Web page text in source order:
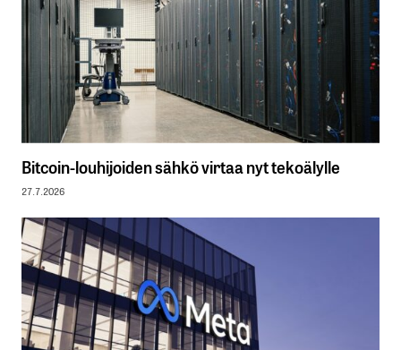
Bitcoin-louhijoiden sähkö virtaa nyt tekoälylle
27.7.2026